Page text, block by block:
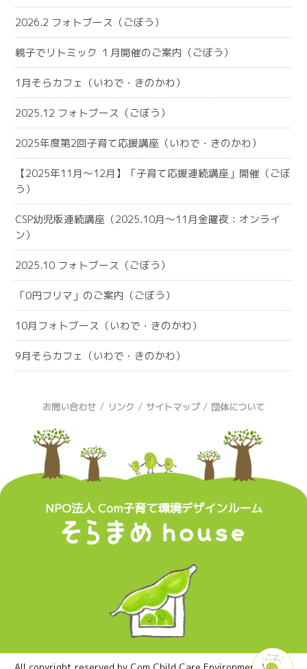
2026.2 フォトブース（ごぼう）
親子でリトミック １月開催のご案内（ごぼう）
1月そらカフェ（いわで・きのかわ）
2025.12 フォトブース（ごぼう）
2025年度第2回子育て応援講座（いわで・きのかわ）
【2025年11月～12月】「子育て応援連続講座」開催（ごぼ
う）
CSP幼児版連続講座（2025.10月～11月金曜夜：オンライ
ン）
2025.10 フォトブース（ごぼう）
「0円フリマ」のご案内（ごぼう）
10月フォトブース（いわで・きのかわ）
9月そらカフェ（いわで・きのかわ）
お問い合わせ / リンク / サイトマップ / 団体について
NPO法人 Com子育て環境デザインルーム